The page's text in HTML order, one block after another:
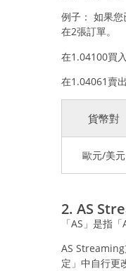
例子： 如果
在2張訂單。
在1.04100買
在1.04061賣
貨幣對
歐元/美元
2. AS
「AS」是指
AS Streaming
定」中自行更